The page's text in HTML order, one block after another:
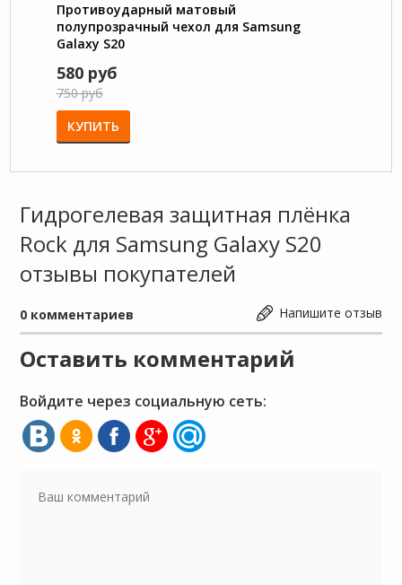
Противоударный матовый
полупрозрачный чехол для Samsung
Galaxy S20
580 руб
750 руб
КУПИТЬ
Гидрогелевая защитная плёнка
Rock для Samsung Galaxy S20
отзывы покупателей
Напишите отзыв
0 комментариев
Оставить комментарий
Войдите через социальную сеть: